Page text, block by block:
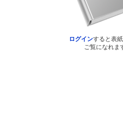
ログインすると表
ご覧になれま